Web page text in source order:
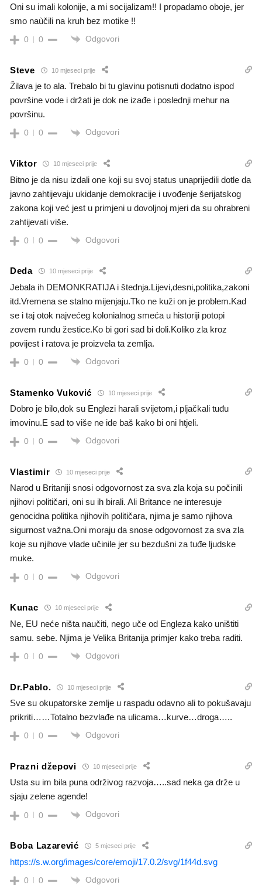
Oni su imali kolonije, a mi socijalizam!! I propadamo oboje, jer
smo naùčili na kruh bez motike !!
0 0 Odgovori
Steve 10 mjeseci prije
Žilava je to ala. Trebalo bi tu glavinu potisnuti dodatno ispod
površine vode i držati je dok ne izađe i poslednji mehur na
površinu.
0 0 Odgovori
Viktor 10 mjeseci prije
Bitno je da nisu izdali one koji su svoj status unaprijedili dotle da
javno zahtijevaju ukidanje demokracije i uvođenje šerijatskog
zakona koji već jest u primjeni u dovoljnoj mjeri da su ohrabreni
zahtijevati više.
0 0 Odgovori
Deda 10 mjeseci prije
Jebala ih DEMONKRATIJA i štednja.Lijevi,desni,politika,zakoni
itd.Vremena se stalno mijenjaju.Tko ne kuži on je problem.Kad
se i taj otok najvećeg kolonialnog smeća u historiji potopi
zovem rundu žestice.Ko bi gori sad bi doli.Koliko zla kroz
povijest i ratova je proizvela ta zemlja.
0 0 Odgovori
Stamenko Vuković 10 mjeseci prije
Dobro je bilo,dok su Englezi harali svijetom,i pljačkali tuđu
imovinu.E sad to više ne ide baš kako bi oni htjeli.
0 0 Odgovori
Vlastimir 10 mjeseci prije
Narod u Britaniji snosi odgovornost za sva zla koja su počinili
njihovi političari, oni su ih birali. Ali Britance ne interesuje
genocidna politika njihovih političara, njima je samo njihova
sigurnost važna.Oni moraju da snose odgovornost za sva zla
koje su njihove vlade učinile jer su bezdušni za tuđe ljudske
muke.
0 0 Odgovori
Kunac 10 mjeseci prije
Ne, EU neće ništa naučiti, nego uče od Engleza kako uništiti
samu. sebe. Njima je Velika Britanija primjer kako treba raditi.
0 0 Odgovori
Dr.Pablo. 10 mjeseci prije
Sve su okupatorske zemlje u raspadu odavno ali to pokušavaju
prikriti……Totalno bezvlađe na ulicama…kurve…droga…..
0 0 Odgovori
Prazni džepovi 10 mjeseci prije
Usta su im bila puna održivog razvoja…..sad neka ga drže u
sjaju zelene agende!
0 0 Odgovori
Boba Lazarević 5 mjeseci prije
https://s.w.org/images/core/emoji/17.0.2/svg/1f44d.svg
0 0 Odgovori